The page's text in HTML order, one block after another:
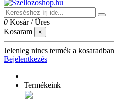
0 Kosár /Üres
Kosaram
×
Jelenleg nincs termék a kosaradban
Bejelentkezés
Termékeink